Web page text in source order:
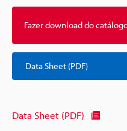
Fazer download do
Data Sheet (PDF)
Data Sheet (PDF)